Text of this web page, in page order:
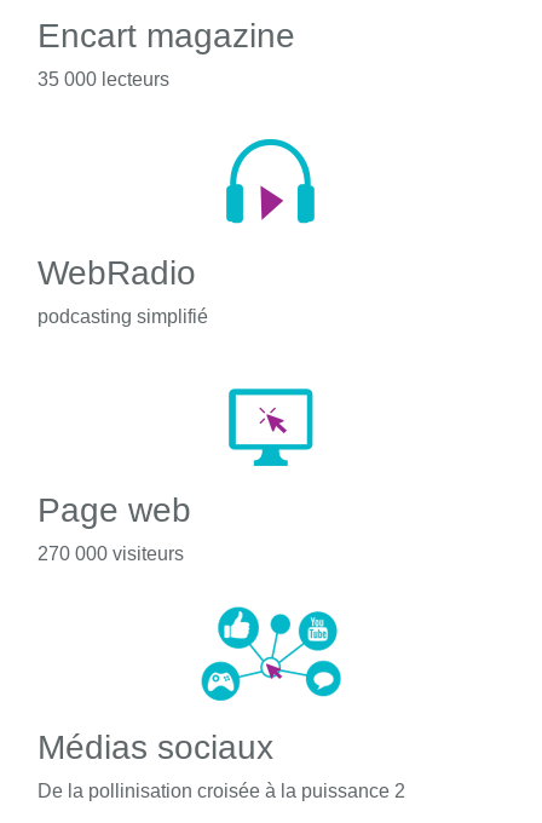
Encart magazine
35 000 lecteurs
WebRadio
podcasting simplifié
Page web
270 000 visiteurs
Médias sociaux
De la pollinisation croisée à la puissance 2